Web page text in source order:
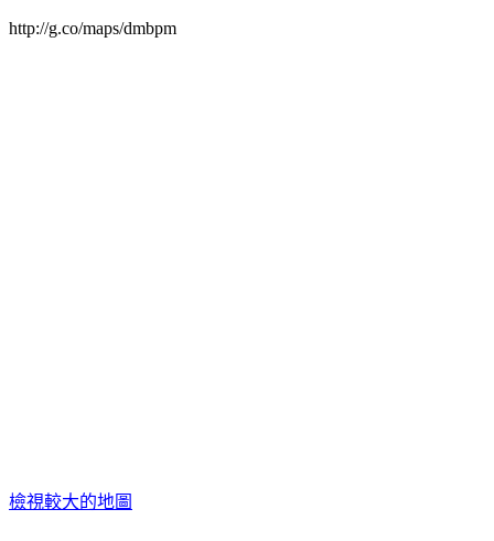
http://g.co/maps/dmbpm
檢視較大的地圖